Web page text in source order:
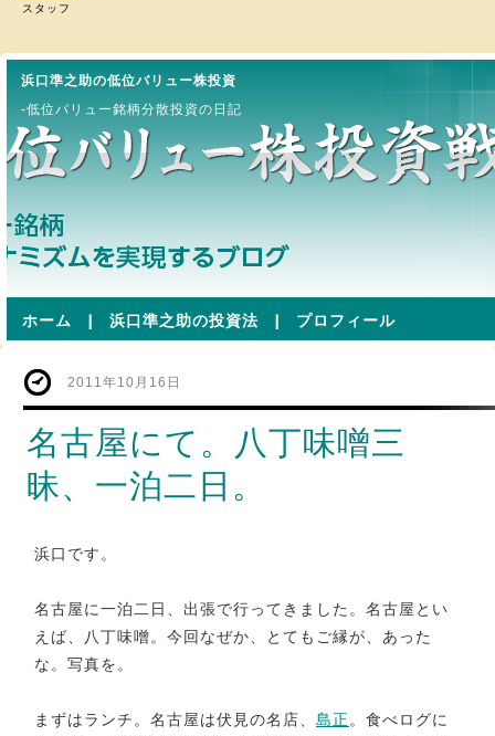
スタッフ
浜口準之助の低位バリュー株投資
-低位バリュー銘柄分散投資の日記
ホーム | 浜口準之助の投資法 | プロフィール
2011年10月16日
名古屋にて。八丁味噌三
昧、一泊二日。
浜口です。
名古屋に一泊二日、出張で行ってきました。名古屋とい
えば、八丁味噌。今回なぜか、とてもご縁が、あった
な。写真を。
まずはランチ。名古屋は伏見の名店、 島正。食べログに